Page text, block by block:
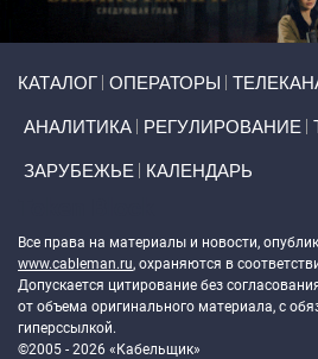
КАТАЛОГ ОПЕРАТОРЫ
АНАЛИТИКА РЕГУЛИРОВАНИЕ
ЗАРУБЕЖЬЕ КАЛЕНДАРЬ
Все права на материалы и новости,
www.cableman.ru, охраняются в
Допускается цитирование без
от объема оригинального материала, с
гиперссылкой.
©2005 - 2026 «Кабельщик»